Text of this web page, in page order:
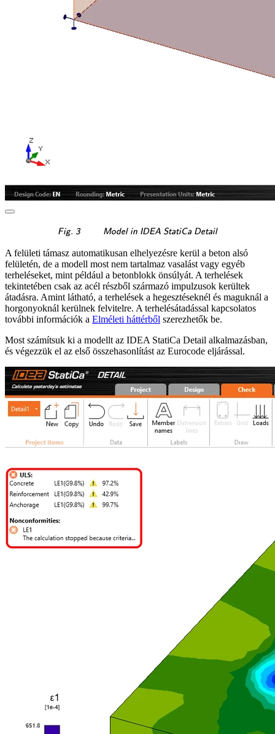
Fig. 3 Model in IDEA StatiCa Detail
A felületi támasz automatikusan elhelyezésre kerül a beton alsó
felületén, de a modell most nem tartalmaz vasalást vagy egyéb
terheléseket, mint például a betonblokk önsúlyát. A terhelések
tekintetében csak az acél részből származó impulzusok kerültek
átadásra. Amint látható, a terhelések a hegesztéseknél és maguknál a
horgonyoknál kerülnek felvitelre. A terhelésátadással kapcsolatos
további információk a Elméleti háttérből szerezhetők be.
Most számítsuk ki a modellt az IDEA StatiCa Detail alkalmazásban,
és végezzük el az első összehasonlítást az Eurocode eljárással.